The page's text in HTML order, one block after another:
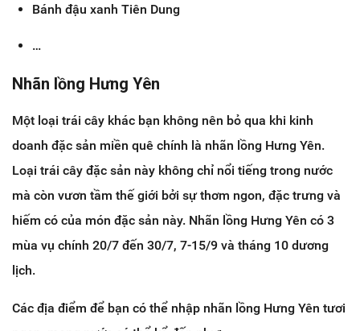
Bánh đậu xanh Tiên Dung
…
Nhãn lồng Hưng Yên
Một loại trái cây khác bạn không nên bỏ qua khi kinh
doanh đặc sản miền quê chính là nhãn lồng Hưng Yên.
Loại trái cây đặc sản này không chỉ nổi tiếng trong nước
mà còn vươn tầm thế giới bởi sự thơm ngon, đặc trưng và
hiếm có của món đặc sản này. Nhãn lồng Hưng Yên có 3
mùa vụ chính 20/7 đến 30/7, 7-15/9 và tháng 10 dương
lịch.
Các địa điểm để bạn có thể nhập nhãn lồng Hưng Yên tươi